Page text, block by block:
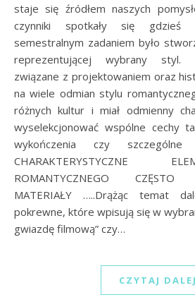
staje się źródłem naszych
czynniki spotkały się
semestralnym zadaniem było
reprezentującej wybrany styl.
związane z projektowaniem oraz
na wiele odmian stylu
różnych kultur i miał odmienny
wyselekcjonować wspólne cechy
wykończenia czy szczególne
CHARAKTERYSTYCZNE
ROMANTYCZNEGO CZĘSTO
MATERIAŁY …..Drążąc temat
pokrewne, które wpisują się w
gwiazdę filmową” czy…
CZYTAJ DALEJ